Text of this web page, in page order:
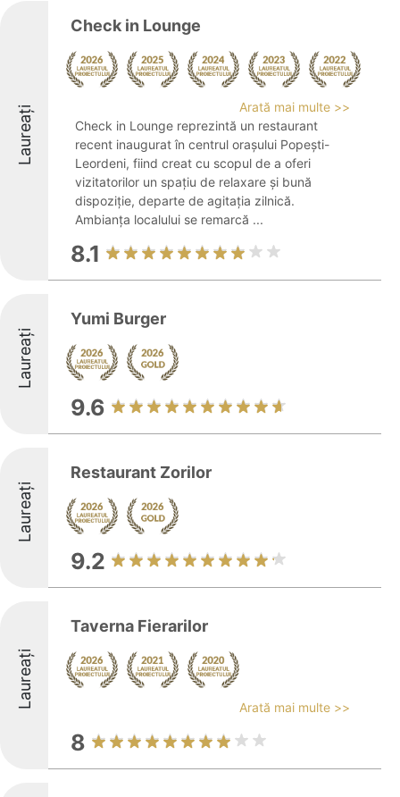
Laureați
Check in Lounge
Arată mai multe >>
Check in Lounge reprezintă un restaurant
recent inaugurat în centrul orașului Popești-
Leordeni, fiind creat cu scopul de a oferi
vizitatorilor un spațiu de relaxare și bună
dispoziție, departe de agitația zilnică.
Ambianța localului se remarcă ...
8.1
Laureați
Yumi Burger
9.6
Laureați
Restaurant Zorilor
9.2
Laureați
Taverna Fierarilor
Arată mai multe >>
8